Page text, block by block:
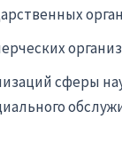
сферы